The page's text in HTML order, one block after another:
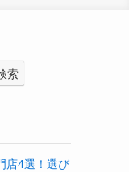
索
店4選！選び